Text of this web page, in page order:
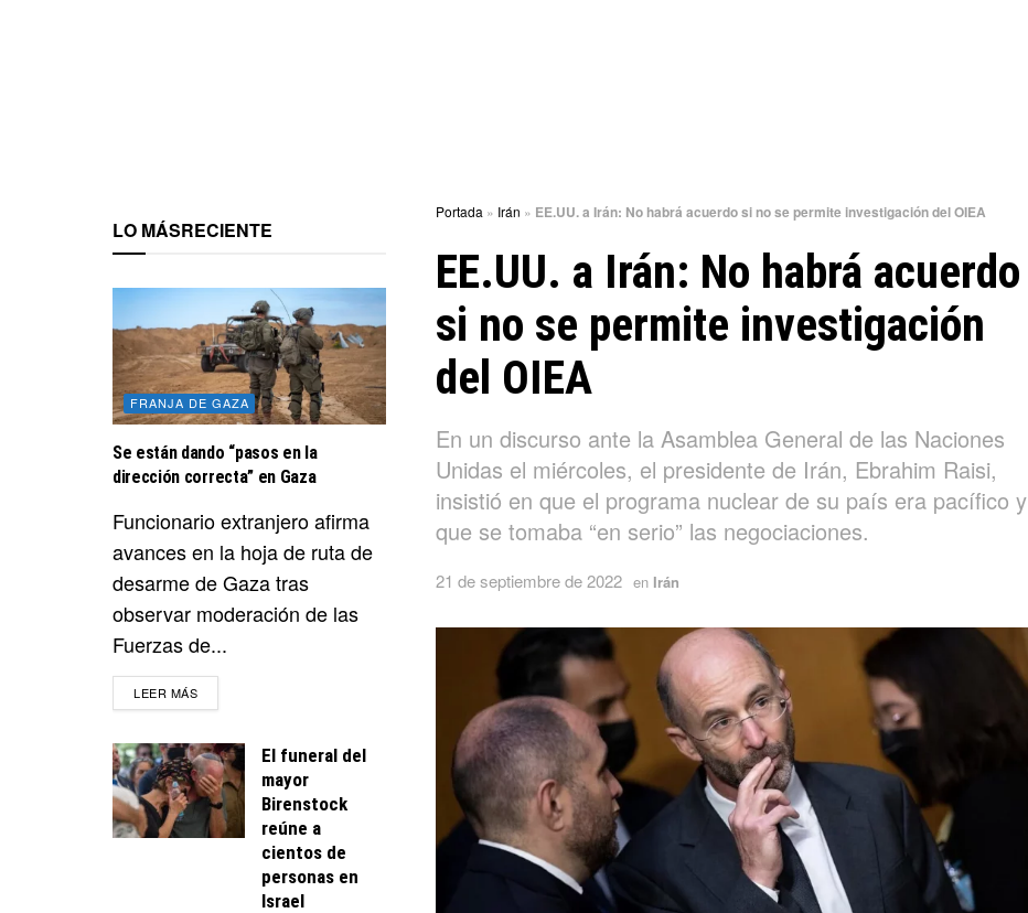
Portada » Irán » EE.UU. a Irán: No habrá acuerdo si no se permite investigación del OIEA
EE.UU. a Irán: No habrá acuerdo
si no se permite investigación
del OIEA
En un discurso ante la Asamblea General de las Naciones
Unidas el miércoles, el presidente de Irán, Ebrahim Raisi,
insistió en que el programa nuclear de su país era pacífico y
que se tomaba “en serio” las negociaciones.
21 de septiembre de 2022 en Irán
LO MÁSRECIENTE
FRANJA DE GAZA
Se están dando “pasos en la
dirección correcta” en Gaza
Funcionario extranjero afirma
avances en la hoja de ruta de
desarme de Gaza tras
observar moderación de las
Fuerzas de...
LEER MÁSDETAILS
El funeral del
mayor
Birenstock
reúne a
cientos de
personas en
Israel